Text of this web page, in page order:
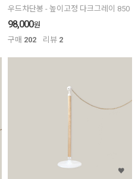
우드차단봉 - 높이고정 다크그레이 850
98,000원
구매 202 리뷰 2